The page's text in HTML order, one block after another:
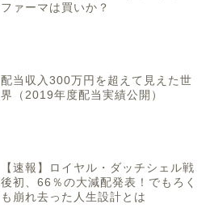
ファーマは買いか？
配当収入300万円を超えて見えた世
界（2019年度配当実績公開）
【速報】ロイヤル・ダッチシェル戦
後初、66％の大減配発表！でもろく
も崩れ去った人生設計とは